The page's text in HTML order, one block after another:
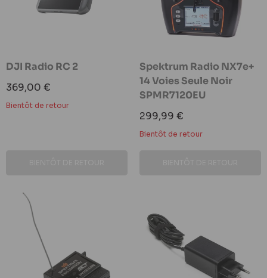
DJI Radio RC 2
Prix
réduit
369,00 €
Bientôt de retour
Spektrum Radio NX7e+
14 Voies Seule Noir
SPMR7120EU
Prix
réduit
299,99 €
Bientôt de retour